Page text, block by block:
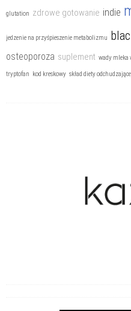
glutation zdrowe gotowanie indie
jedzenie na przyśpieszenie metabolizmu
osteoporoza suplement wady mleka
tryptofan kod kreskowy skład diety